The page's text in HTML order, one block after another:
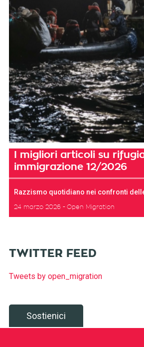
I migliori articoli su
immigrazione 12/2026
Razzismo quotidiano nei confronti
24 marzo 2026 Open Migration
TWITTER FEED
Tweets by open_migration
Sostienici